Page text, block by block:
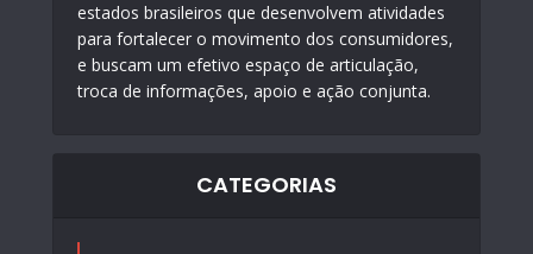
estados brasileiros que desenvolvem atividades
para fortalecer o movimento dos consumidores,
e buscam um efetivo espaço de articulação,
troca de informações, apoio e ação conjunta.
CATEGORIAS